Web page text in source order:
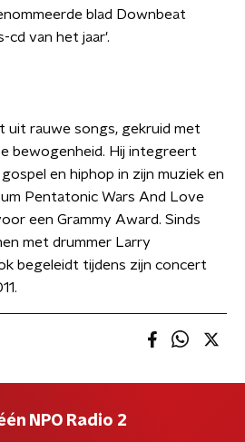
blad Downbeat
van het jaar'.
uit rauwe songs, gekruid met
bewogenheid. Hij integreert
en hiphop in zijn muziek en
Pentatonic Wars And Love
een Grammy Award. Sinds
met drummer Larry
begeleidt tijdens zijn concert
NPO Radio 2